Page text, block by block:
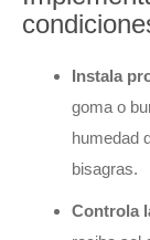
Instala
goma o
humedad
bisagras.
Controla